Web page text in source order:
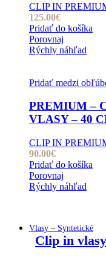
CLIP IN
125.00€
Pridať do košíka
Porovnaj
Rýchly náhľad
Pridať medzi
PREMIUM –
VLASY – 40
CLIP IN
90.00€
Pridať do košíka
Porovnaj
Rýchly náhľad
Vlasy – Syntetické
Clip in vlasy